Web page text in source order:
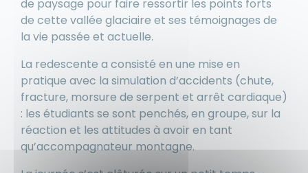
de paysage pour faire ressortir les points forts
de cette vallée glaciaire et ses témoignages de
la vie passée et actuelle.
La redescente a consisté en une mise en
pratique avec la simulation d’accidents (chute,
fracture, morsure de serpent et arrêt cardiaque)
: les étudiants se sont penchés, en groupe, sur la
réaction et les attitudes à avoir en tant
qu’accompagnateur montagne.